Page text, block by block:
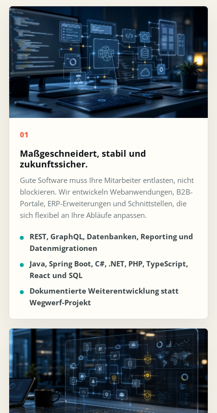
01
Maßgeschneidert, stabil und
zukunftssicher.
Gute Software muss Ihre Mitarbeiter entlasten, nicht
blockieren. Wir entwickeln Webanwendungen, B2B-
Portale, ERP-Erweiterungen und Schnittstellen, die
sich flexibel an Ihre Abläufe anpassen.
REST, GraphQL, Datenbanken, Reporting und
Datenmigrationen
Java, Spring Boot, C#, .NET, PHP, TypeScript,
React und SQL
Dokumentierte Weiterentwicklung statt
Wegwerf-Projekt